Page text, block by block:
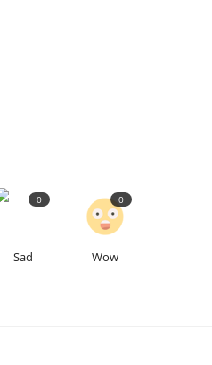
Sad
0
Wow
0